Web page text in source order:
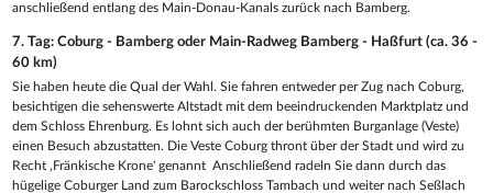
anschließend entlang des Main-Donau-Kanals zurück nach Bamberg.
7. Tag: Coburg - Bamberg oder Main-Radweg Bamberg - Haßfurt (ca. 36 -
60 km)
Sie haben heute die Qual der Wahl. Sie fahren entweder per Zug nach Coburg,
besichtigen die sehenswerte Altstadt mit dem beeindruckenden Marktplatz und
dem Schloss Ehrenburg. Es lohnt sich auch der berühmten Burganlage (Veste)
einen Besuch abzustatten. Die Veste Coburg thront über der Stadt und wird zu
Recht ,Fränkische Krone' genannt Anschließend radeln Sie dann durch das
hügelige Coburger Land zum Barockschloss Tambach und weiter nach Seßlach